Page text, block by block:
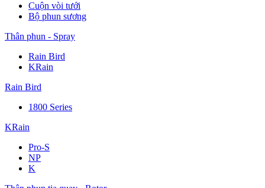
Cuộn vòi tưới
Bộ phun sương
Thân phun - Spray
Rain Bird
KRain
Rain Bird
1800 Series
KRain
Pro-S
NP
K